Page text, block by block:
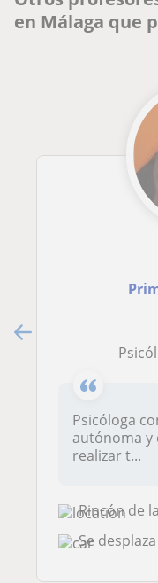
en Málaga que
Psicóloga
autónoma y
realizar t...
Rincón de
Se